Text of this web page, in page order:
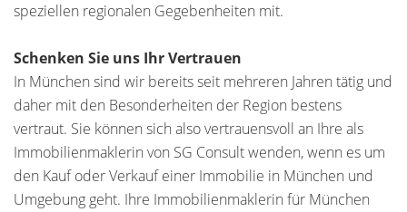
speziellen regionalen Gegebenheiten mit.
Schenken Sie uns Ihr Vertrauen
In München sind wir bereits seit mehreren Jahren tätig und
daher mit den Besonderheiten der Region bestens
vertraut. Sie können sich also vertrauensvoll an Ihre als
Immobilienmaklerin von SG Consult wenden, wenn es um
den Kauf oder Verkauf einer Immobilie in München und
Umgebung geht. Ihre Immobilienmaklerin für München